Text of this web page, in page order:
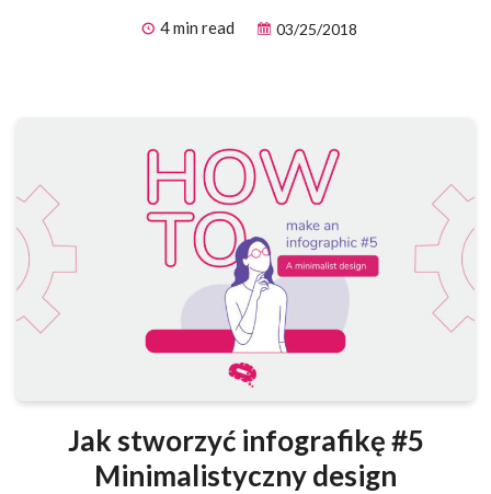
4 min read 03/25/2018
Jak stworzyć infografikę #5
Minimalistyczny design